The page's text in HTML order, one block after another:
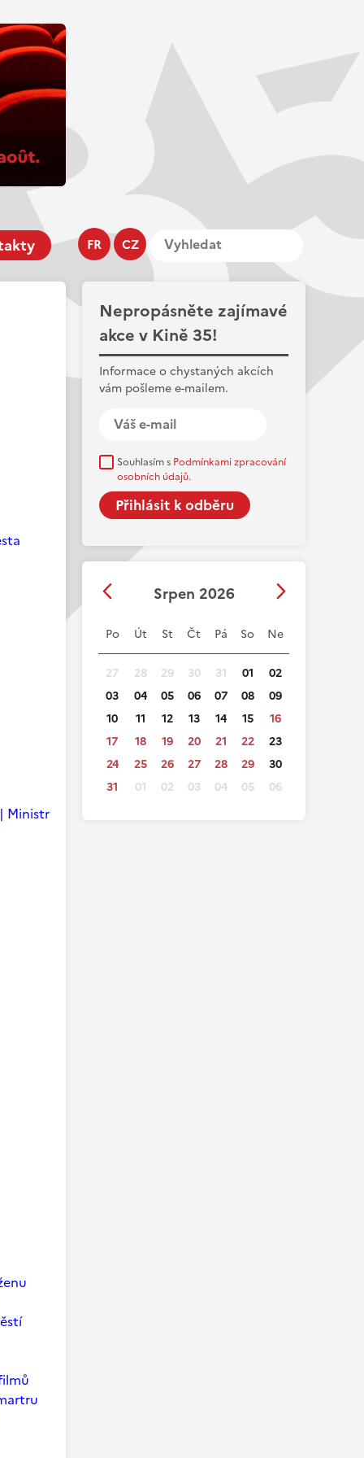
FR CZ
Nepropásněte zajímavé
akce v Kině 35!
Informace o chystaných akcích
vám pošleme e-mailem.
Souhlasím s Podmínkami zpracování
osobních údajů.
Srpen 2026
Po Út St Čt Pá So Ne
27 28 29 30 31 01
02
03
04 05 06 07 08
09
10
11 12 13 14 15
16
17
18 19 20 21 22
23
24
25 26 27 28 29
30
31
01 02 03 04 05 06
Ministr